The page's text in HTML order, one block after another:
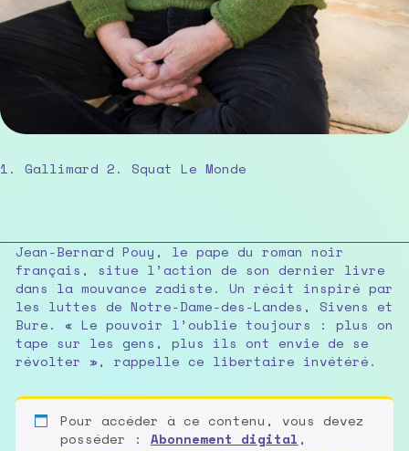
1. Gallimard 2. Squat Le Monde
Jean-Bernard Pouy, le pape du roman noir
français, situe l’action de son dernier livre
dans la mouvance zadiste. Un récit inspiré par
les luttes de Notre-Dame-des-Landes, Sivens et
Bure. « Le pouvoir l’oublie toujours : plus on
tape sur les gens, plus ils ont envie de se
révolter », rappelle ce libertaire invétéré.
Pour accéder à ce contenu, vous devez
posséder : Abonnement digital ,